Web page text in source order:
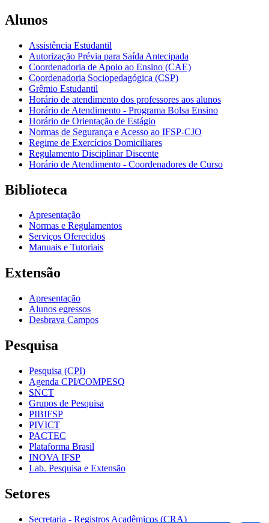
Alunos
Assistência Estudantil
Autorização Prévia para Saída Antecipada
Coordenadoria de Apoio ao Ensino (CAE)
Coordenadoria Sociopedagógica (CSP)
Grêmio Estudantil
Horário de atendimento dos professores aos alunos
Horário de Atendimento - Programa Bolsa Ensino
Horário de Orientação de Estágio
Normas de Segurança e Acesso ao IFSP-CJO
Regime de Exercícios Domiciliares
Regulamento Disciplinar Discente
Horário de Atendimento - Coordenadores de Curso
Biblioteca
Apresentação
Normas e Regulamentos
Serviços Oferecidos
Manuais e Tutoriais
Extensão
Apresentação
Alunos egressos
Desbrava Campos
Pesquisa
Pesquisa (CPI)
Agenda CPI/COMPESQ
SNCT
Grupos de Pesquisa
PIBIFSP
PIVICT
PACTEC
Plataforma Brasil
INOVA IFSP
Lab. Pesquisa e Extensão
Setores
Secretaria - Registros Acadêmicos (CRA)